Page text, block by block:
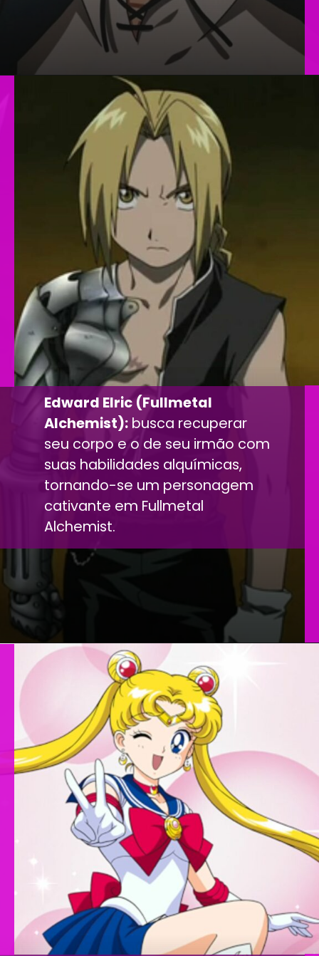
Edward Elric (Fullmetal
Alchemist):busca recuperar
seu corpo e o de seu irmão com
suas habilidades alquímicas,
tornando-se um personagem
cativante em Fullmetal
Alchemist.